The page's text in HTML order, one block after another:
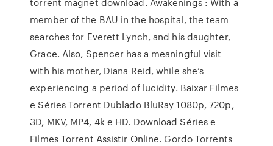
member of the BAU in the hospital, the team
searches for Everett Lynch, and his daughter,
Grace. Also, Spencer has a meaningful visit
with his mother, Diana Reid, while she’s
experiencing a period of lucidity. Baixar Filmes
e Séries Torrent Dublado BluRay 1080p, 720p,
3D, MKV, MP4, 4k e HD. Download Séries e
Filmes Torrent Assistir Online. Gordo Torrents